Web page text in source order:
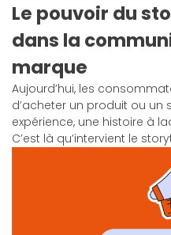
Le pouvoir du
dans la
marque
Aujourd’hui, les
d’acheter un produit ou un
expérience, une histoire à
C’est là qu’intervient le